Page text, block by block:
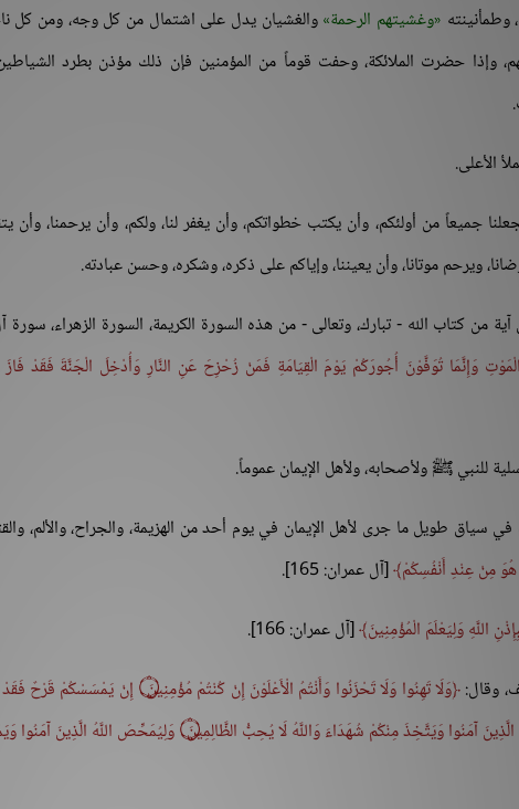
وغشيتهم الرحمة والغشيان يدل على اشتمال من كل وجه، ومن كل
وإذا حضرت الملائكة، وحفت قوماً من المؤمنين فإن ذلك مؤذن بطرد
الأعلى.
جميعاً من أولئكم، وأن يكتب خطواتكم، وأن يغفر لنا، ولكم، وأن يرحمنا، وأن
ويرحم موتانا، وأن يعيننا، وإياكم على ذكره، وشكره، وحسن عبادته.
آية من كتاب الله - تبارك، وتعالى - من هذه السورة الكريمة، السورة الزهراء،
وَإِنَّمَا تُوَفَّوْنَ أُجُورَكُمْ يَوْمَ الْقِيَامَةِ فَمَنْ زُحْزِحَ عَنِ النَّارِ وَأُدْخِلَ الْجَنَّةَ فَقَدْ فَازَ
للنبي ﷺ ولأصحابه، ولأهل الإيمان عموماً.
في سياق طويل ما جرى لأهل الإيمان في يوم أحد من الهزيمة، والجراح، والألم،
مِنْ عِنْدِ أَنْفُسِكُمْ [آل عمران: 165].
اللَّهِ وَلِيَعْلَمَ الْمُؤْمِنِينَ [آل عمران: 166].
وقال:
وَلَا تَهِنُوا وَلَا تَحْزَنُوا وَأَنْتُمُ الْأَعْلَوْنَ إِنْ
مِنْكُمْ شُهَدَاءَ وَاللَّهُ لَا يُحِبُّ الظَّالِمِينَ ۝ وَلِيُمَحِّصَ اللَّهُ الَّذِينَ آمَنُوا وَيَمْحَقَ الْكَافِرِينَ